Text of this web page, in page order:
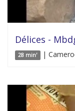
Délices -
28 min' |